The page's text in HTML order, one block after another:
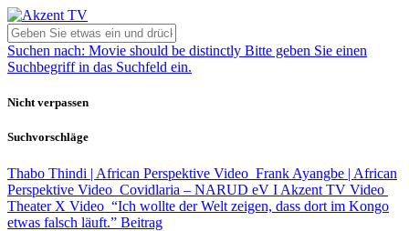
Suchen nach: Movie should be distinctly Bitte geben Sie einen
Suchbegriff in das Suchfeld ein.
Nicht verpassen
Suchvorschläge
Thabo Thindi | African Perspektive Video Frank Ayangbe | African
Perspektive Video Covidlaria – NARUD eV I Akzent TV Video
Theater X Video “Ich wollte der Welt zeigen, dass dort im Kongo
etwas falsch läuft.” Beitrag